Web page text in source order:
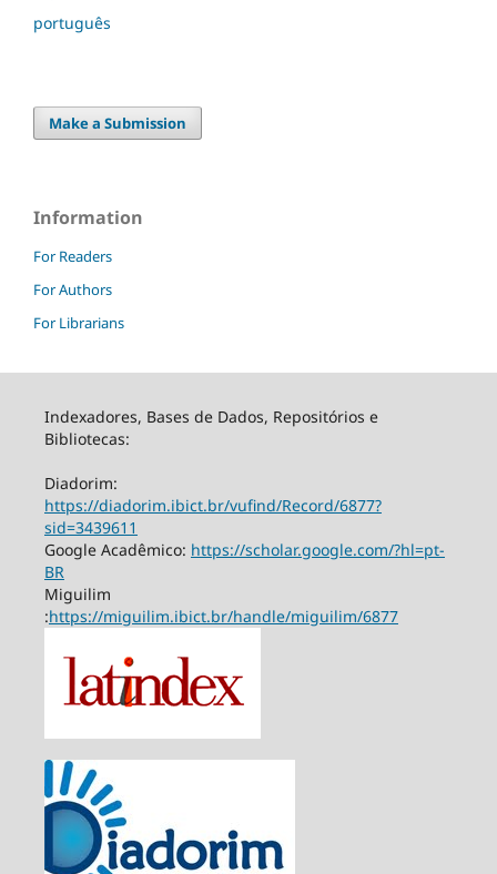
português
Make a Submission
Information
For Readers
For Authors
For Librarians
Indexadores, Bases de Dados, Repositórios e
Bibliotecas:
Diadorim:
https://diadorim.ibict.br/vufind/Record/6877?
sid=3439611
Google Acadêmico: https://scholar.google.com/?hl=pt-
BR
Miguilim
:https://miguilim.ibict.br/handle/miguilim/6877